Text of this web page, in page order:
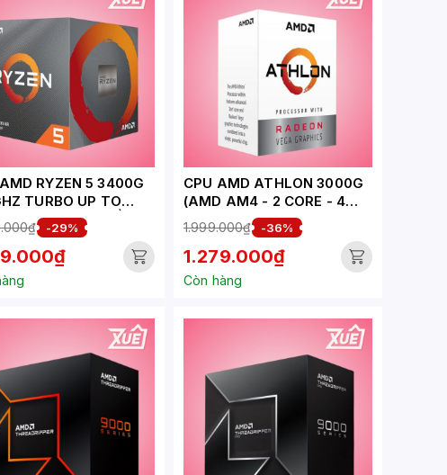
RYZEN 5 3400G
TURBO UP TO
4 NHÂN 8 LUỒNG,
RADEON
11, 65W) - SOCKET
-29%
CPU AMD ATHLON 3000G
(AMD AM4 - 2 CORE - 4
THREAD - BASE 3.5GHZ -
CACHE 5MB) BOX
1.999.000₫ -36%
1.279.000₫
Còn hàng